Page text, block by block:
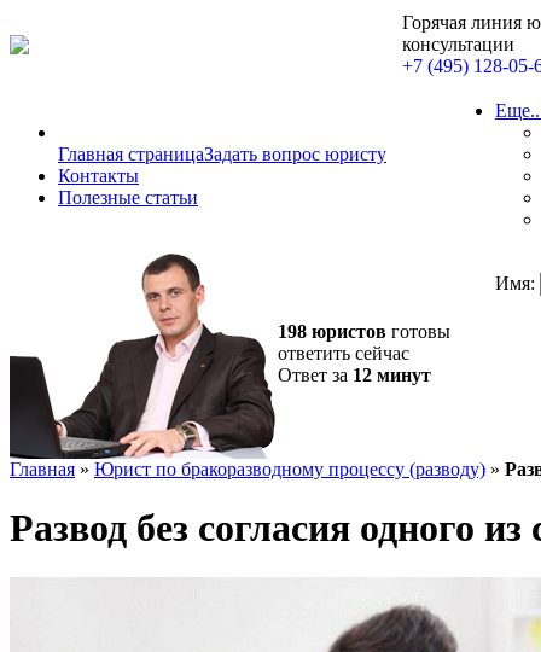
Горячая линия
консультации
+7 (495) 128-05-
Главная страницаЗадать вопрос юристу
Контакты
Полезные статьи
198 юристов готовы
ответить сейчас
Ответ за 12 минут
Имя:
Главная » Юрист по бракоразводному процессу (разводу) »
Развод без согласия одного из